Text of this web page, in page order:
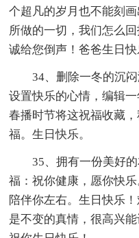
个超凡的岁月也不能刻
所做的一切，我们怎么
诚给您倒声！爸爸生日快
34、删除一冬的沉
设置快乐的心情，编辑
春播时节将这祝福收藏
福。生日快乐。
35、拥有一份美好
福：祝你健康，愿你快
陪伴你左右。生日快乐
是不变的真情，很高兴